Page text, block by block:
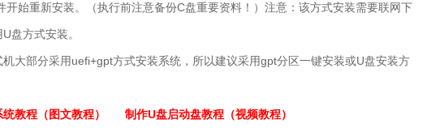
开始重新安装。（执行前注意备份C盘重要资料！）注意：该方式安装需要联网下
盘方式安装。
大部分采用uefi+gpt方式安装系统，所以建议采用gpt分区一键安装或U盘安装方
教程（图文教程） 制作U盘启动盘教程（视频教程）